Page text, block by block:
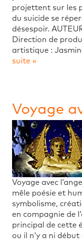
projettent sur les
du suicide se
désespoir.
Direction de
artistique :
suite »
Voyage
Voyage avec
mêle poésie et
symbolisme,
en compagnie de
principal de cette
ou il n’y a ni